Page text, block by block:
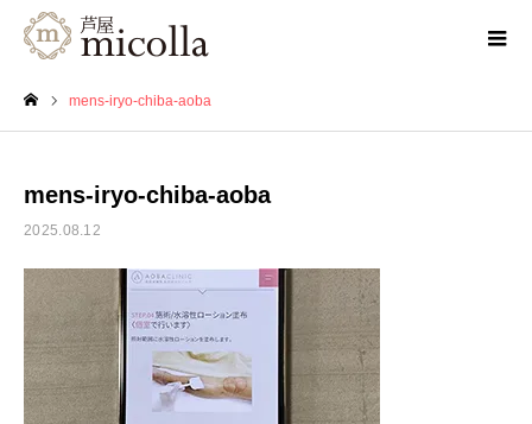
mens-iryo-chiba-aoba
mens-iryo-chiba-aoba
2025.08.12